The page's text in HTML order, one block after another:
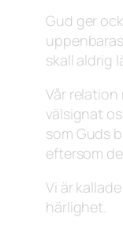
Gud ger
skall aldrig
Vår relation
välsignat
som Guds
eftersom
Vi är
härlighet.